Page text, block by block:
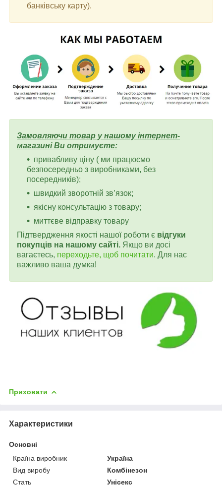
банківську карту).
Замовляючи товар у нашому інтернет-
магазині Ви отримуєте:
привабливу ціну ( ми працюємо
безпосередньо з виробниками, без
посередників);
швидкий зворотній зв’язок;
якісну консультацію з товару;
миттєве відправку товару
Підтвердження якості нашої роботи є відгуки
покупців на нашому сайті. Якщо ви досі
вагаєтесь, переходьте, щоб почитати. Для нас
важливо ваша думка!
Приховати
Характеристики
Основні
Країна виробник
Україна
Вид виробу
Комбінезон
Стать
Унісекс